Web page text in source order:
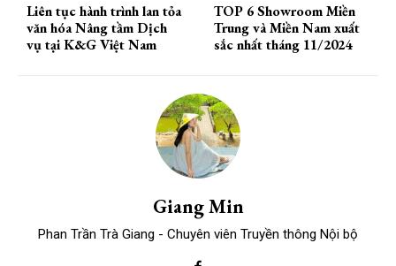
Liên tục hành trình lan tỏa
văn hóa Nâng tầm Dịch
vụ tại K&G Việt Nam
TOP 6 Showroom Miền
Trung và Miền Nam xuất
sắc nhất tháng 11/2024
Giang Min
Phan Trần Trà Giang - Chuyên viên Truyền thông Nội bộ